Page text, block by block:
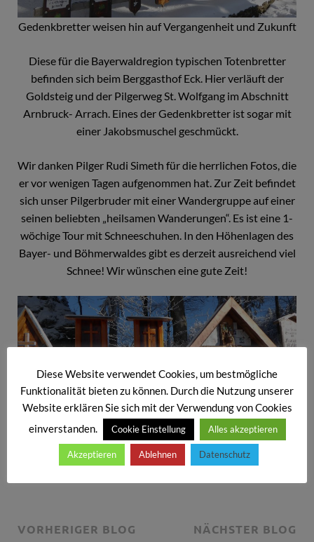
Gedenkbretter weisen hin auf Vergangenheit und Zukunft
Diese für die Bayerwaldregion typischen Totenbretter
befinden sich beim Berggasthof Eck. Hier verläuft der
Goldsteig und der Pilgerweg St. Wolfgang im Abschnitt
Arnbruck- Arrach. Eines der Gedenkbretter ist sogar mit
einer Jakobsmuschel geschmückt.
Wir danken Pilger Rudi Simeth für die herrlichen Fotos, die
er vor wenigen Tagen aufgenommen hat. Zur Zeit befindet
sich unser Pilgerbruder mit einer Wandergruppe auf einer
seinen beliebten „heilsamen Wanderungen“. Es ist eine 1-
wöchige Tour mit Schneeschuhen. In den Höhenlagen des
Bayer- und Böhmerwaldes gibt es derzeit ausreichend viel
Schnee! Wir wünschen eine gute Zeit!
Totenbrett mit Jakobsmuschel
VORHERIGER BLOG NÄCHSTER BLOG
Diese Website verwendet Cookies, um bestmögliche
Funktionalität bieten zu können. Durch die Nutzung unserer
Website erklären Sie sich mit der Verwendung von Cookies
einverstanden.
Cookie Einstellung Alles akzeptieren
Akzeptieren Ablehnen Datenschutz